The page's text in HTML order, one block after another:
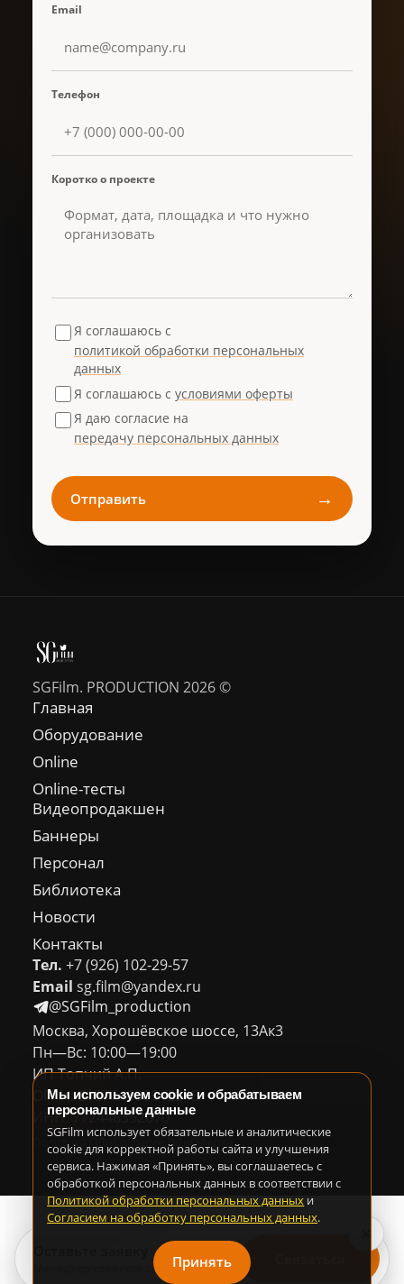
Email
Телефон
Коротко о проекте
Я соглашаюсь с
политикой обработки персональных
данных
Я соглашаюсь с условиями оферты
Я даю согласие на
передачу персональных данных
Отправить →
Менеджер свяжется за 30 минут
SGFilm. PRODUCTION 2026 ©
Главная
Оборудование
Online
Online-тесты
Видеопродакшен
Баннеры
Персонал
Библиотека
Новости
Контакты
Тел. +7 (926) 102-29-57
Email sg.film@yandex.ru
@SGFilm_production
Москва, Хорошёвское шоссе, 13Ак3
Пн—Вс: 10:00—19:00
ИП Топчий А.П.
ОГРН: 318774600542245
ИНН: 772446352670
Политика ПДнСогласие ПДн Оферта
Мы используем cookie и обрабатываем
персональные данные
SGFilm использует обязательные и аналитические
cookie для корректной работы сайта и улучшения
сервиса. Нажимая «Принять», вы соглашаетесь с
обработкой персональных данных в соответствии с
Политикой обработки персональных данных и
Согласием на обработку персональных данных.
Принять